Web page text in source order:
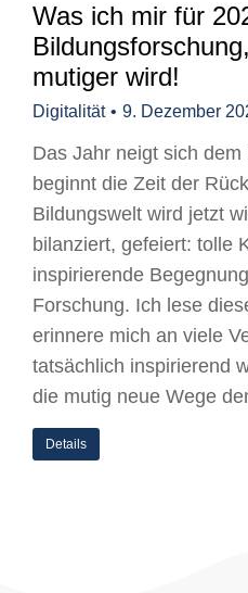
Was ich mir für
mutiger wird!
Digitalität 9. Dezember
Das Jahr neigt sich
beginnt die Zeit der
Bildungswelt wird jetzt
bilanziert, gefeiert: tolle
inspirierende
Forschung. Ich lese
erinnere mich an viele
tatsächlich inspirierend
die mutig neue Wege
Details